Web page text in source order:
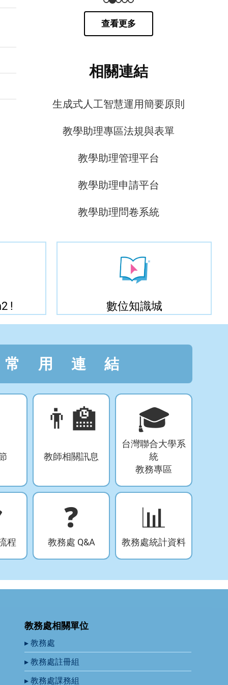
查看更多
相關連結
生成式人工智慧運用簡要原則
教學助理專區法規與表單
教學助理管理平台
教學助理申請平台
教學助理問卷系統
! 數位知識城
常用連結
👨‍🏫
教師相關訊息
🎓
台灣聯合大學系
統
教務專區
程
❓
教務處 Q&A
📊
教務處統計資料
教務處相關單位
▸ 教務處
▸ 教務處註冊組
▸ 教務處課務組